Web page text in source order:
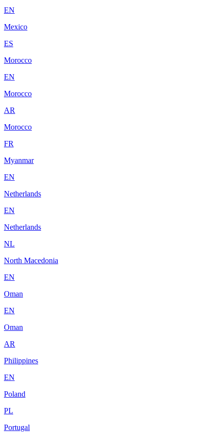
EN
Mexico
ES
Morocco
EN
Morocco
AR
Morocco
FR
Myanmar
EN
Netherlands
EN
Netherlands
NL
North Macedonia
EN
Oman
EN
Oman
AR
Philippines
EN
Poland
PL
Portugal